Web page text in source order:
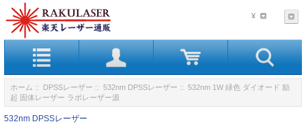
¥
ホーム :: DPSSレーザー :: 532nm DPSSレーザー :: 532nm 1W 緑色 ダイオード 励
起 固体レーザー ラボレーザー源
532nm DPSSレーザー